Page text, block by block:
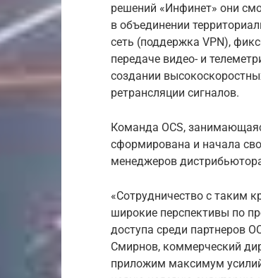
решений «Инфинет» они
в объединении
сеть (поддержка VPN),
передаче видео- и
создании
ретрансляции сигналов.
Команда OCS,
сформирована и начала
менеджеров
«Сотрудничество с таким
широкие перспективы по
доступа среди партнеров
Смирнов, коммерческий
приложим максимум